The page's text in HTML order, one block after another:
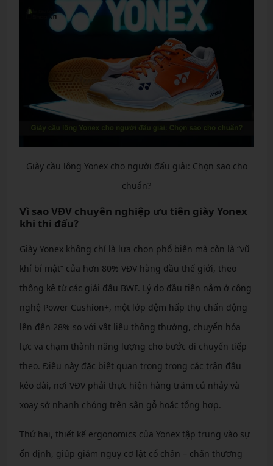
Giày cầu lông Yonex cho người đấu giải: Chọn sao cho
chuẩn?
Vì sao VĐV chuyên nghiệp ưu tiên giày Yonex
khi thi đấu?
Giày Yonex không chỉ là lựa chọn phổ biến mà còn là “vũ
khí bí mật” của hơn 80% VĐV hàng đầu thế giới, theo
thống kê từ các giải đấu BWF. Lý do đầu tiên nằm ở công
nghệ Power Cushion+, một lớp đệm hấp thụ chấn động
lên đến 28% so với vật liệu thông thường, chuyển hóa
lực va chạm thành năng lượng cho bước di chuyển tiếp
theo. Điều này đặc biệt quan trọng trong các trận đấu
kéo dài, nơi VĐV phải thực hiện hàng trăm cú nhảy và
xoay sở nhanh chóng trên sân gỗ hoặc tổng hợp.
Thứ hai, thiết kế ergonomics của Yonex tập trung vào sự
ổn định, giúp giảm nguy cơ lật cổ chân – chấn thương